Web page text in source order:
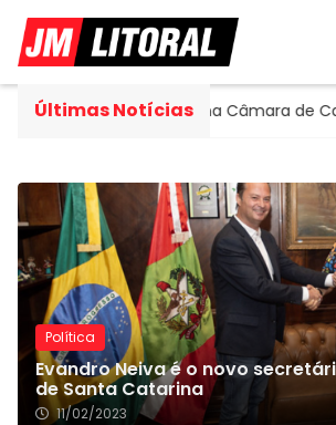
Últimas Notícias
cadeira na Câmara de Camboriú por
Política
Evandro Neiva é o novo
de Santa Catarina
11/02/2023